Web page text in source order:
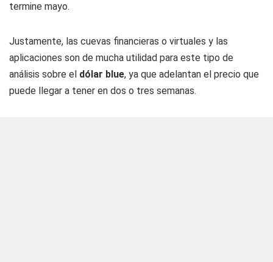
termine mayo.
Justamente, las cuevas financieras o virtuales y las
aplicaciones son de mucha utilidad para este tipo de
análisis sobre el dólar blue, ya que adelantan el precio que
puede llegar a tener en dos o tres semanas.